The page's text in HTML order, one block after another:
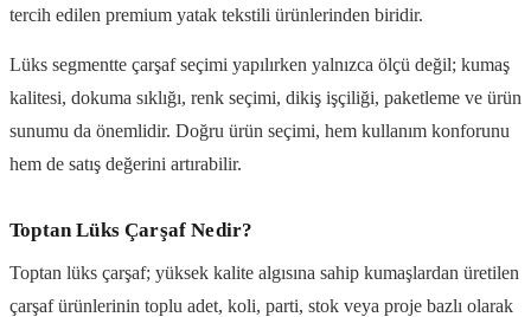
tercih edilen premium yatak tekstili ürünlerinden biridir.
Lüks segmentte çarşaf seçimi yapılırken yalnızca ölçü değil; kumaş
kalitesi, dokuma sıklığı, renk seçimi, dikiş işçiliği, paketleme ve ürün
sunumu da önemlidir. Doğru ürün seçimi, hem kullanım konforunu
hem de satış değerini artırabilir.
Toptan Lüks Çarşaf Nedir?
Toptan lüks çarşaf; yüksek kalite algısına sahip kumaşlardan üretilen
çarşaf ürünlerinin toplu adet, koli, parti, stok veya proje bazlı olarak